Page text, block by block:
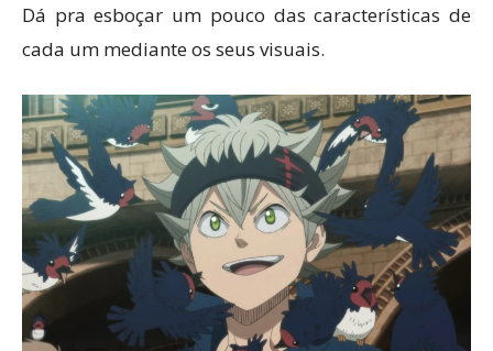
Dá pra esboçar um pouco das características de
cada um mediante os seus visuais.